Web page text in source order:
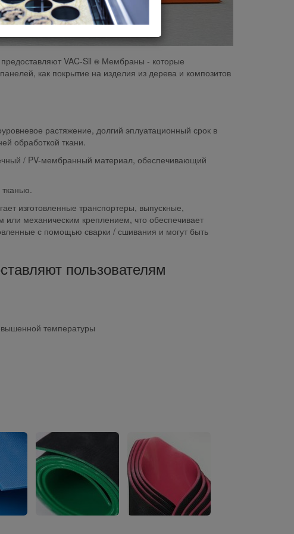
VAC-Sil ® Мембраны - которые
как покрытие на изделия из дерева и композитов
растяжение, долгий эплуатационный срок в
обработкой ткани.
/ PV-мембранный материал, обеспечивающий
изготовленные транспортеры, выпускные,
механическим креплением, что обеспечивает
с помощью сварки / сшивания и могут быть
пользователям
температуры